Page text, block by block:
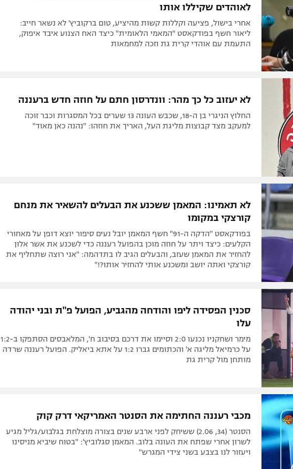
לאוהדים שקיללו אותו
אחרי בישול, פציעה וקללות קשות מהיציע, טום ברקוביץ' לא נשאר חייב:
ליאור חשף בפודקאסט "המאמי הלאומית" כיצד האח הצנוע איבד איפוק,
התעמת עם אוהדי קרית גת וזכה למחמאות
לא יעזוב כל כך מהר: וונדרסון חתם על חוזה חדש ברעננה
החלוץ הניגרי בן ה-18, שכבש העונה 13 שערים בכל המסגרות וכבר זוכה
למעקב מצד קבוצות מליגת העל, האריך את חוזהו: "נהנה כאן מאוד"
לא תאמינו: המאמן ששכנע את הבעלים להשאיר את מנחם
קורצקי במקומו
בפודקאסט "הדקה ה-91" חשף המאמן יובל נעים סיפור יוצא דופן על מאחורי
הקלעים: כיצד ויתר על חוזה מוכן בהפועל רעננה כדי לשכנע את אשר אלון
להחזיר את המאמן שעזב, והבעלים הגיב לו בתדהמה: "אני רוצה שתחליף את
קורצקי ואתה יושב ומשכנע אותי להחזיר אותו?!"
סכנין הפסידה ליפו והודחה מהגביע, הפועל פ"ת ובני יהודה
עלו
מימר ושחקניו נכנעו 2:0 וסיימו את דרכם בסיבוב ח', המלאבסים הסתפקו ב-1:2
על כרמיאל מליגה א' והכתומים גברו 1:2 על אתא ביאליק. הפועל רעננה שרדה
מותחן מול קרית גת
מכבי רעננה החתימה את הסנטר האמריקאי דרק קוק
הסנטר (34, 2.06) ששיחק לפני ארבע שנים בצורה מוצלחת בגלבוע/גליל מגיע
לשרון אחרי שפתח את העונה בלוב. המאמן סגלוביץ': "בטוח שיביא מניסינו
ויעזור לנו בצבע בשני צידי המגרש"